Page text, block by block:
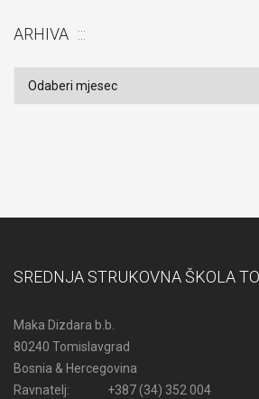
ARHIVA
Arhiva
SREDNJA STRUKOVNA ŠKOLA
Maka Dizdara b.b.
80240 Tomislavgrad
Bosnia & Hercegovina
Ravnatelj: +387 (34) 352 004